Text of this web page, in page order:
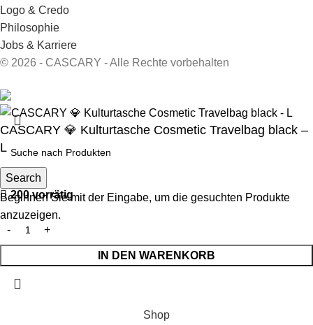
Logo & Credo
Philosophie
Jobs & Karriere
© 2026 - CASCARY - Alle Rechte vorbehalten
Search
Beginnen Sie mit der Eingabe, um die gesuchten Produkte
anzuzeigen.
CASCARY 💎 Kulturtasche Cosmetic Travelbag black –
L
30,00€
200 vorrätig
IN DEN WARENKORB
Shop